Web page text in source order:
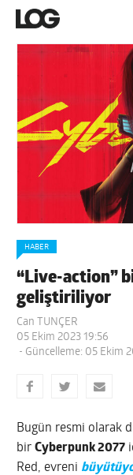
HABER
“Live-action”
geliştiriliyor
Can TUNÇER
05 Ekim 2023 19:56
- Güncelleme: 05 Ekim
Bugün resmi olarak
birCyberpunk 2077
Red, evreni